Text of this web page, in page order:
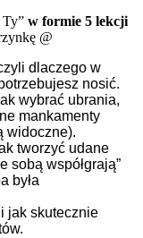
w formie 5 lekcji
@
dlaczego w
nosić.
wybrać ubrania,
mankamenty
widoczne).
tworzyć udane
sobą współgrają”
była
jak skutecznie